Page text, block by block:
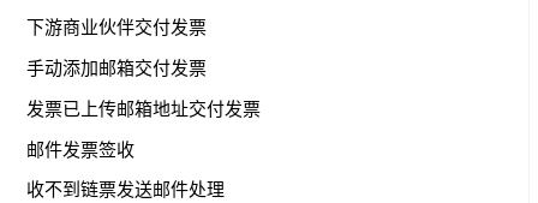
下游商业伙伴交付发票
手动添加邮箱交付发票
发票已上传邮箱地址交付发票
邮件发票签收
收不到链票发送邮件处理